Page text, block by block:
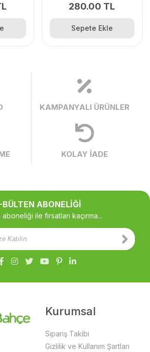
280.00 TL
Sepete Ekle
KAMPANYALI ÜRÜNLER
KOLAY İADE
BÜLTEN ABONELİĞİ
ile fırsatları kaçırma...
Kurumsal
Sipariş Takibi
Gizlilik ve Kullanım Şartları